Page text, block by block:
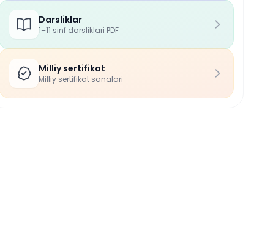
Darsliklar
1–11 sinf darsliklari PDF
Milliy sertifikat
Milliy sertifikat sanalari